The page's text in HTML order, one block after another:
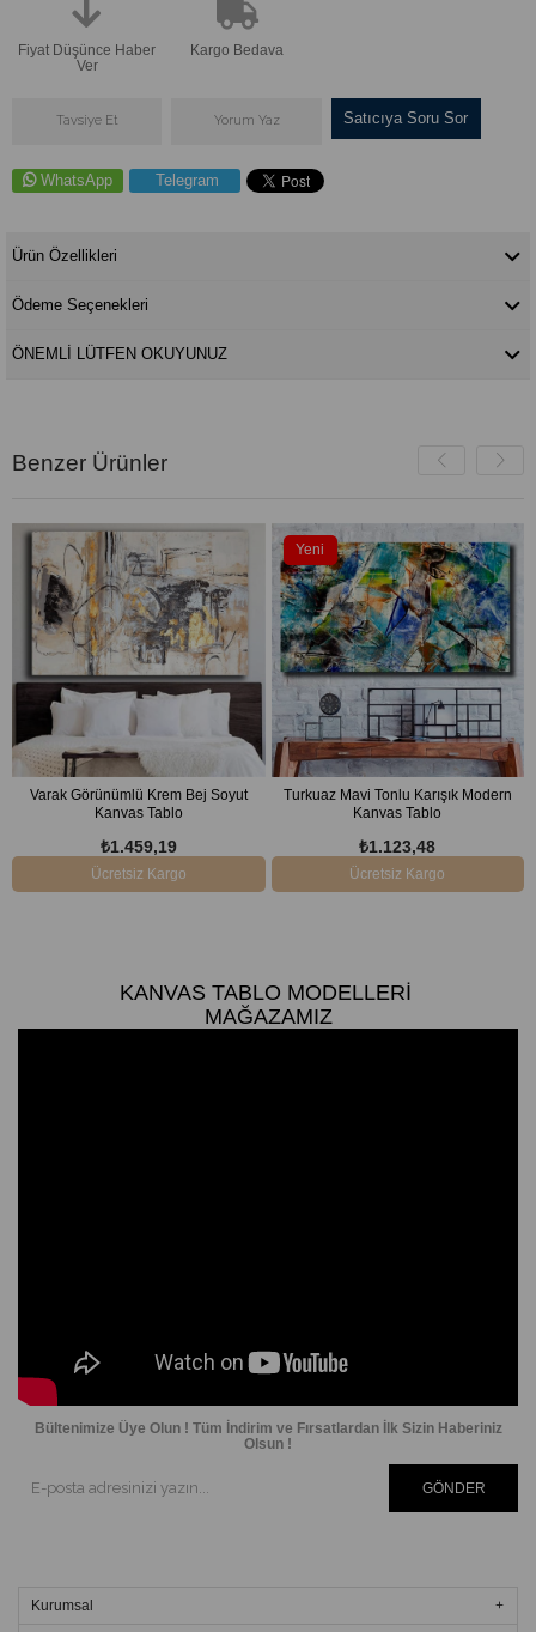
Fiyat Düşünce Haber
Ver
Kargo Bedava
Tavsiye Et Yorum Yaz Satıcıya Soru Sor
WhatsApp Telegram
Ürün Özellikleri
Ödeme Seçenekleri
ÖNEMLİ LÜTFEN OKUYUNUZ
Benzer Ürünler
Varak Görünümlü Krem Bej Soyut
Kanvas Tablo
₺1.459,19
Ücretsiz Kargo
Turkuaz Mavi Tonlu Karışık Modern
Kanvas Tablo
₺1.123,48
Ücretsiz Kargo
Yeni
Ürün
KANVAS TABLO MODELLERI
MAĞAZAMIZ
Bültenimize Üye Olun ! Tüm İndirim ve Fırsatlardan İlk Sizin Haberiniz
Olsun !
GÖNDER
Kurumsal